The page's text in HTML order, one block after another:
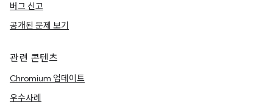
버그 신고
공개된 문제 보기
관련 콘텐츠
Chromium 업데이트
우수사례